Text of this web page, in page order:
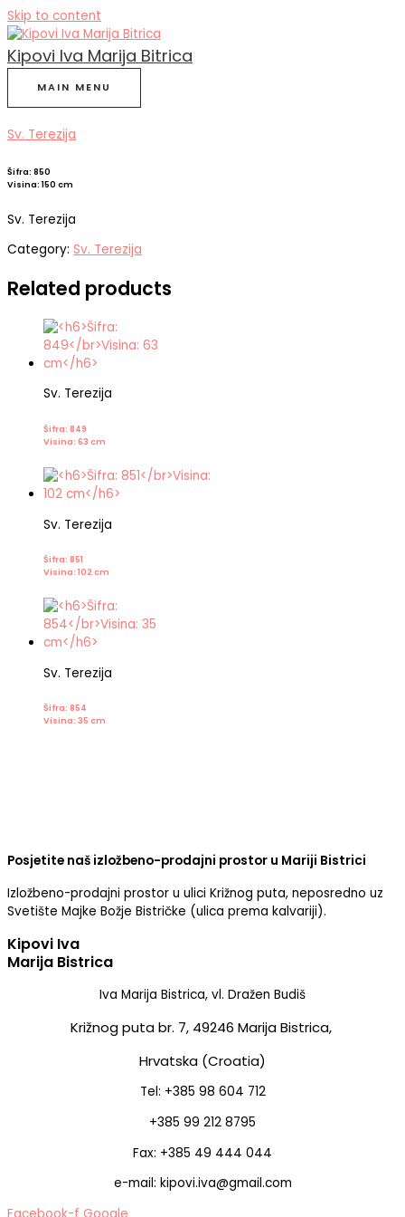
Skip to content
Kipovi Iva Marija Bitrica
MAIN MENU
Sv. Terezija
Šifra: 850
Visina: 150 cm
Sv. Terezija
Category: Sv. Terezija
Related products
Sv. Terezija
Šifra: 849
Visina: 63 cm
Sv. Terezija
Šifra: 851
Visina: 102 cm
Sv. Terezija
Šifra: 854
Visina: 35 cm
Posjetite naš izložbeno-prodajni prostor u Mariji Bistrici
Izložbeno-prodajni prostor u ulici Križnog puta, neposredno uz
Svetište Majke Božje Bistričke (ulica prema kalvariji).
Kipovi Iva
Marija Bistrica
Iva Marija Bistrica, vl. Dražen Budiš
Križnog puta br. 7, 49246 Marija Bistrica,
Hrvatska (Croatia)
Tel: +385 98 604 712
+385 99 212 8795
Fax: +385 49 444 044
e-mail: kipovi.iva@gmail.com